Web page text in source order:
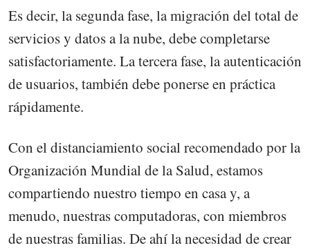
Es decir, la segunda fase, la migración del total de
servicios y datos a la nube, debe completarse
satisfactoriamente. La tercera fase, la autenticación
de usuarios, también debe ponerse en práctica
rápidamente.
Con el distanciamiento social recomendado por la
Organización Mundial de la Salud, estamos
compartiendo nuestro tiempo en casa y, a
menudo, nuestras computadoras, con miembros
de nuestras familias. De ahí la necesidad de crear